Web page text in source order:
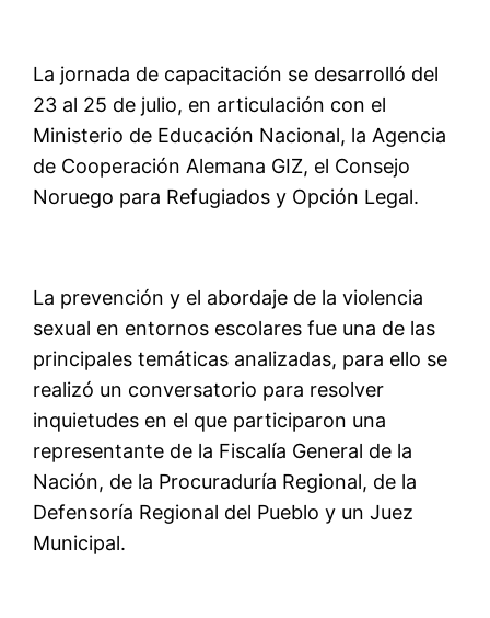
La jornada de capacitación se desarrolló del
23 al 25 de julio, en articulación con el
Ministerio de Educación Nacional, la Agencia
de Cooperación Alemana GIZ, el Consejo
Noruego para Refugiados y Opción Legal.
La prevención y el abordaje de la violencia
sexual en entornos escolares fue una de las
principales temáticas analizadas, para ello se
realizó un conversatorio para resolver
inquietudes en el que participaron una
representante de la Fiscalía General de la
Nación, de la Procuraduría Regional, de la
Defensoría Regional del Pueblo y un Juez
Municipal.